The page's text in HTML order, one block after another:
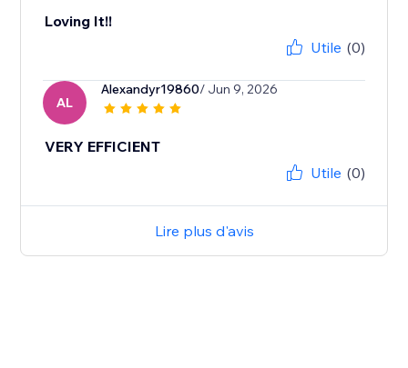
Loving It!!
Utile (0)
AL
Alexandyr19860/ Jun 9, 2026
VERY EFFICIENT
Utile (0)
Lire plus d'avis